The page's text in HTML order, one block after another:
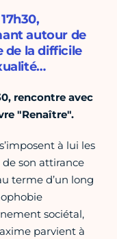
autour de
de la difficile
rencontre avec
"Renaître".
à lui les
son attirance
terme d’un long
sociétal,
parvient à